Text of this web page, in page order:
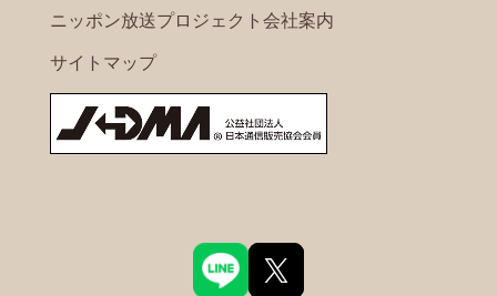
ニッポン放送プロジェクト会社案内
サイトマップ